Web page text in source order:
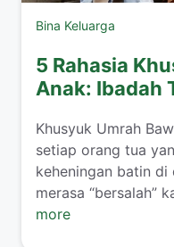
Bina Keluarga
5 Rahasia
Anak: Ibadah
​Khusyuk Umrah
setiap orang tua
keheningan batin di
merasa “bersalah”
more